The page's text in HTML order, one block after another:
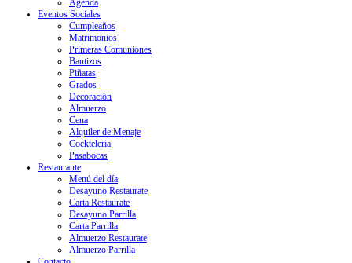
Agenda
Eventos Sociales
Cumpleaños
Matrimonios
Primeras Comuniones
Bautizos
Piñatas
Grados
Decoración
Almuerzo
Cena
Alquiler de Menaje
Cockteleria
Pasabocas
Restaurante
Menú del día
Desayuno Restaurate
Carta Restaurate
Desayuno Parrilla
Carta Parrilla
Almuerzo Restaurate
Almuerzo Parrilla